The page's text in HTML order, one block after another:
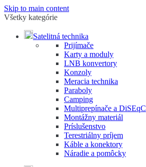
Skip to main content
Všetky kategórie
Satelitná technika
Prijímače
Karty a moduly
LNB konvertory
Konzoly
Meracia technika
Paraboly
Camping
Multiprepínače a DiSEqC
Montážny materiál
Príslušenstvo
Terestriálny príjem
Káble a konektory
Náradie a pomôcky